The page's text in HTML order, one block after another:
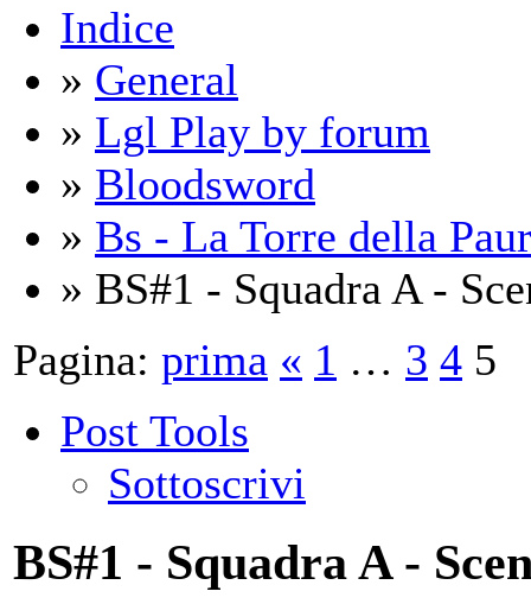
Indice
» General
» Lgl Play by forum
» Bloodsword
» Bs - La Torre della
» BS#1 - Squadra A -
Pagina: prima « 1 … 3 4 5
Post Tools
Sottoscrivi
BS#1 - Squadra A -